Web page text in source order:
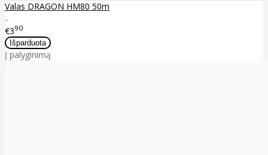
Valas DRAGON HM80 50m
..
€390
Į palyginimą